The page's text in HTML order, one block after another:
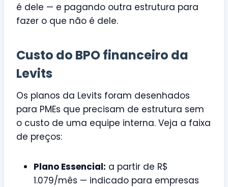
é dele — e pagando outra estrutura para
fazer o que não é dele.
Custo do BPO financeiro da
Levits
Os planos da Levits foram desenhados
para PMEs que precisam de estrutura sem
o custo de uma equipe interna. Veja a faixa
de preços:
Plano Essencial: a partir de R$
1.079/mês — indicado para empresas